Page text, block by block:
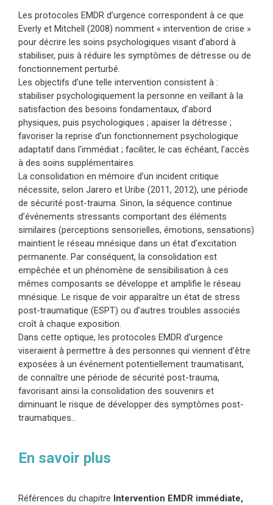
Les protocoles EMDR d’urgence correspondent à ce que
Everly et Mitchell (2008) nomment « intervention de crise »
pour décrire les soins psychologiques visant d’abord à
stabiliser, puis à réduire les symptômes de détresse ou de
fonctionnement perturbé.
Les objectifs d’une telle intervention consistent à :
stabiliser psychologiquement la personne en veillant à la
satisfaction des besoins fondamentaux, d’abord
physiques, puis psychologiques ; apaiser la détresse ;
favoriser la reprise d’un fonctionnement psychologique
adaptatif dans l’immédiat ; faciliter, le cas échéant, l’accès
à des soins supplémentaires.
La consolidation en mémoire d’un incident critique
nécessite, selon Jarero et Uribe (2011, 2012), une période
de sécurité post-trauma. Sinon, la séquence continue
d’événements stressants comportant des éléments
similaires (perceptions sensorielles, émotions, sensations)
maintient le réseau mnésique dans un état d’excitation
permanente. Par conséquent, la consolidation est
empêchée et un phénomène de sensibilisation à ces
mêmes composants se développe et amplifie le réseau
mnésique. Le risque de voir apparaître un état de stress
post-traumatique (ESPT) ou d’autres troubles associés
croît à chaque exposition.
Dans cette optique, les protocoles EMDR d’urgence
viseraient à permettre à des personnes qui viennent d’être
exposées à un événement potentiellement traumatisant,
de connaître une période de sécurité post-trauma,
favorisant ainsi la consolidation des souvenirs et
diminuant le risque de développer des symptômes post-
traumatiques…
En savoir plus
Références du chapitre Intervention EMDR immédiate,